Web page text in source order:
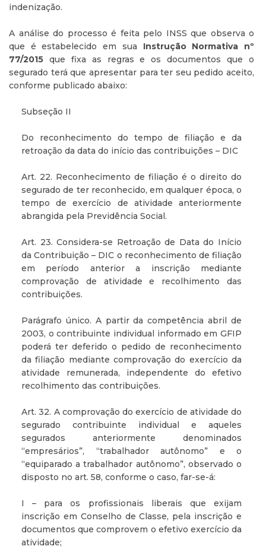
indenização.
A análise do processo é feita pelo INSS que observa o
que é estabelecido em sua Instrução Normativa nº
77/2015 que fixa as regras e os documentos que o
segurado terá que apresentar para ter seu pedido aceito,
conforme publicado abaixo:
Subseção II
Do reconhecimento do tempo de filiação e da
retroação da data do início das contribuições – DIC
Art. 22. Reconhecimento de filiação é o direito do
segurado de ter reconhecido, em qualquer época, o
tempo de exercício de atividade anteriormente
abrangida pela Previdência Social.
Art. 23. Considera-se Retroação de Data do Início
da Contribuição – DIC o reconhecimento de filiação
em período anterior a inscrição mediante
comprovação de atividade e recolhimento das
contribuições.
Parágrafo único. A partir da competência abril de
2003, o contribuinte individual informado em GFIP
poderá ter deferido o pedido de reconhecimento
da filiação mediante comprovação do exercício da
atividade remunerada, independente do efetivo
recolhimento das contribuições.
Art. 32. A comprovação do exercício de atividade do
segurado contribuinte individual e aqueles
segurados anteriormente denominados
“empresários”, “trabalhador autônomo” e o
“equiparado a trabalhador autônomo”, observado o
disposto no art. 58, conforme o caso, far-se-á:
I – para os profissionais liberais que exijam
inscrição em Conselho de Classe, pela inscrição e
documentos que comprovem o efetivo exercício da
atividade;